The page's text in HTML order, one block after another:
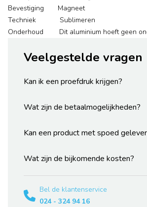
Bevestiging Magneet
Techniek Sublimeren
Onderhoud Dit aluminium hoeft geen
Veelgestelde vragen
Kan ik een proefdruk krijgen?
Wat zijn de betaalmogelijkheden?
Kan een product met spoed
Wat zijn de bijkomende kosten?
Bel de klantenservice
024 - 324 94 16